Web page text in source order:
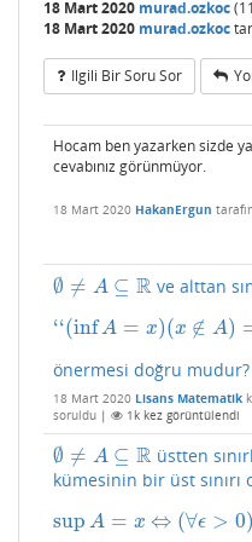
18 Mart 2020 murad.ozkoc(
18 Mart 2020 murad.ozkoc
Ilgili Bir Soru Sor
Hocam ben yazarken sizde
cevabınız görünmüyor.
18 Mart 2020 HakanErgun
∅ ≠ A ⊆ R
∅ ≠A ⊆R ve alttan
‘‘(infA = x)(x ∉ A)
‘(infA=x)( x∉A)⇒ x
önermesi doğru mudur?
18 Mart 2020 Lisans Matematik
soruldu | 1k kez görüntülendi
∅ ≠ A ⊆ R
∅ ≠A ⊆R üstten
kümesinin bir üst sınırı
sup A = x ⇔ (∀ϵ > 0)
supA=x⇔( ∀ϵ >0)